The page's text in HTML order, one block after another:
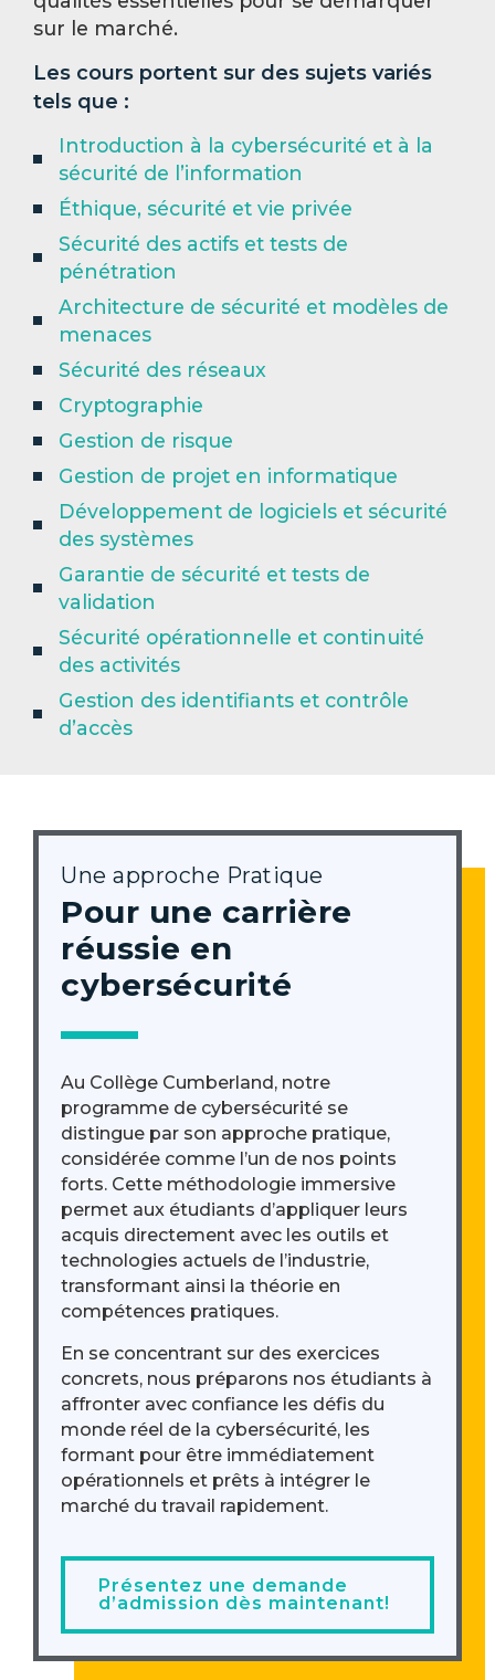
sur le marché.
Les cours portent sur des sujets variés
tels que :
Introduction à la cybersécurité et à la
sécurité de l’information
Éthique, sécurité et vie privée
Sécurité des actifs et tests de
pénétration
Architecture de sécurité et modèles de
menaces
Sécurité des réseaux
Cryptographie
Gestion de risque
Gestion de projet en informatique
Développement de logiciels et sécurité
des systèmes
Garantie de sécurité et tests de
validation
Sécurité opérationnelle et continuité
des activités
Gestion des identifiants et contrôle
d’accès
Une approche Pratique
Pour une carrière
réussie en
cybersécurité
Au Collège Cumberland, notre
programme de cybersécurité se
distingue par son approche pratique,
considérée comme l’un de nos points
forts. Cette méthodologie immersive
permet aux étudiants d’appliquer leurs
acquis directement avec les outils et
technologies actuels de l’industrie,
transformant ainsi la théorie en
compétences pratiques.
En se concentrant sur des exercices
concrets, nous préparons nos étudiants à
affronter avec confiance les défis du
monde réel de la cybersécurité, les
formant pour être immédiatement
opérationnels et prêts à intégrer le
marché du travail rapidement.
Présentez une demande
d’admission dès maintenant!